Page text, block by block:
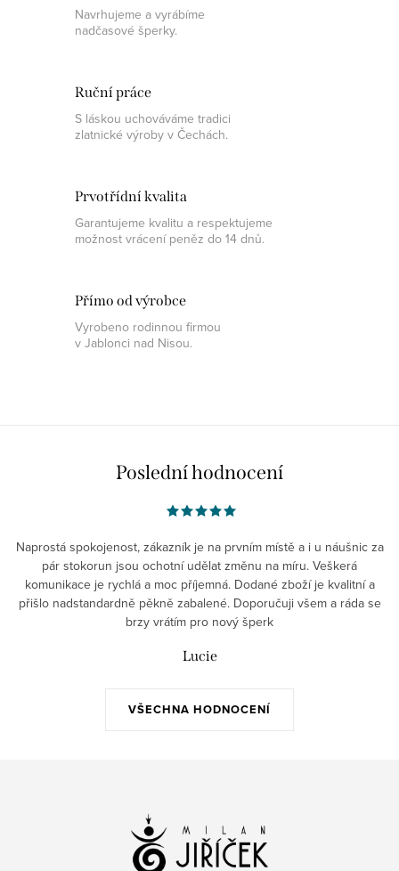
Navrhujeme a vyrábíme
nadčasové šperky.
Ruční práce
S láskou uchováváme tradici
zlatnické výroby v Čechách.
Prvotřídní kvalita
Garantujeme kvalitu a respektujeme
možnost vrácení peněz do 14 dnů.
Přímo od výrobce
Vyrobeno rodinnou firmou
v Jablonci nad Nisou.
Poslední hodnocení
VŠECHNA HODNOCENÍ
Naprostá spokojenost, zákazník je na prvním místě a i u náušnic za
pár stokorun jsou ochotní udělat změnu na míru. Veškerá
komunikace je rychlá a moc příjemná. Dodané zboží je kvalitní a
přišlo nadstandardně pěkně zabalené. Doporučuji všem a ráda se
brzy vrátím pro nový šperk
Lucie